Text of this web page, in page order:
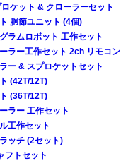
ケット & クローラーセット
胴節ユニット (4個)
ラムロボット 工作セット
ラー工作セット 2ch リモコン
ー & スプロケットセット
(42T/12T)
(36T/12T)
ラー 工作セット
工作セット
ッチ (2セット)
フトセット
ル